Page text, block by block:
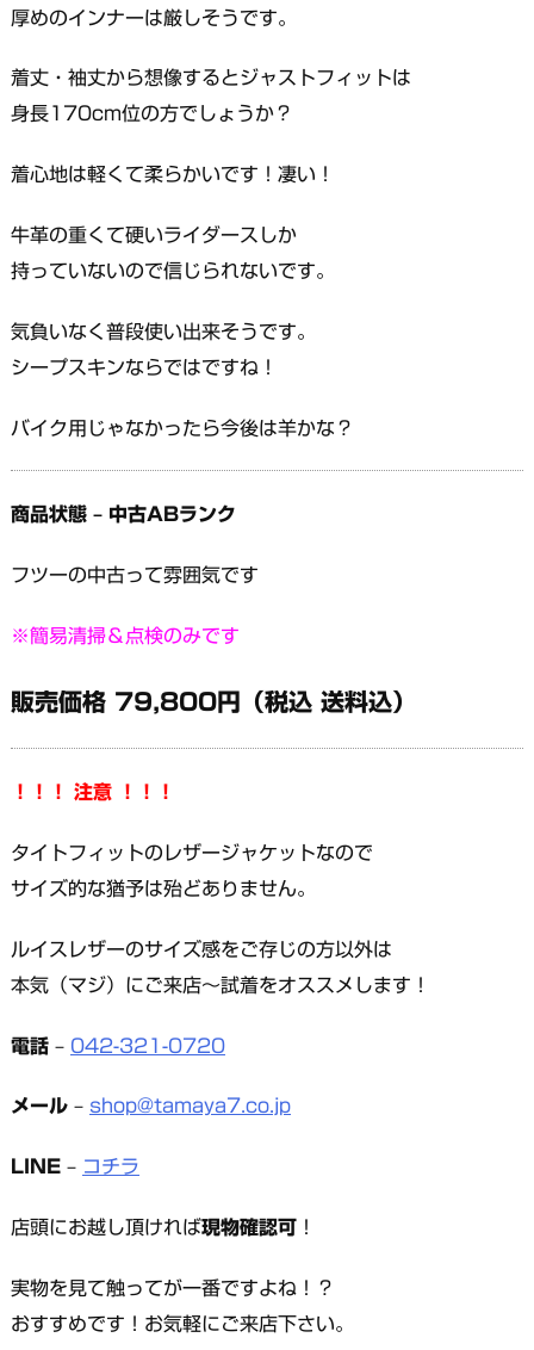
厚めのインナーは厳しそうです。
着丈・袖丈から想像するとジャストフィットは
身長170cm位の方でしょうか？
着心地は軽くて柔らかいです！凄い！
牛革の重くて硬いライダースしか
持っていないので信じられないです。
気負いなく普段使い出来そうです。
シープスキンならではですね！
バイク用じゃなかったら今後は羊かな？
商品状態 – 中古ABランク
フツーの中古って雰囲気です
※簡易清掃＆点検のみです
販売価格 79,800円（税込 送料込）
！！！ 注意 ！！！
タイトフィットのレザージャケットなので
サイズ的な猶予は殆どありません。
ルイスレザーのサイズ感をご存じの方以外は
本気（マジ）にご来店～試着をオススメします！
電話 – 042-321-0720
メール – shop@tamaya7.co.jp
LINE – コチラ
店頭にお越し頂ければ現物確認可 ！
実物を見て触ってが一番ですよね！？
おすすめです！お気軽にご来店下さい。